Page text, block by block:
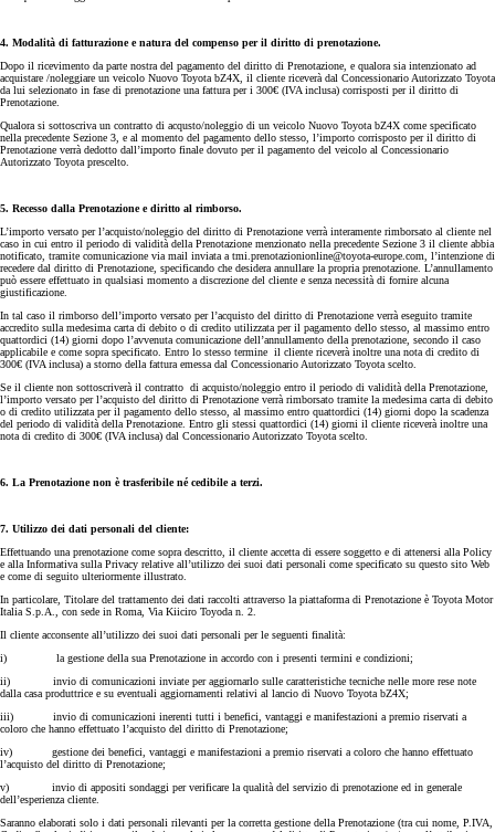
4. Modalità di fatturazione e natura del compenso per il diritto di prenotazione.
Dopo il ricevimento da parte nostra del pagamento del diritto di Prenotazione, e qualora sia intenzionato ad
acquistare /noleggiare un veicolo Nuovo Toyota bZ4X, il cliente riceverà dal Concessionario Autorizzato Toyota
da lui selezionato in fase di prenotazione una fattura per i 300€ (IVA inclusa) corrisposti per il diritto di
Prenotazione.
Qualora si sottoscriva un contratto di acqusto/noleggio di un veicolo Nuovo Toyota bZ4X come specificato
nella precedente Sezione 3, e al momento del pagamento dello stesso, l’importo corrisposto per il diritto di
Prenotazione verrà dedotto dall’importo finale dovuto per il pagamento del veicolo al Concessionario
Autorizzato Toyota prescelto.
5. Recesso dalla Prenotazione e diritto al rimborso.
L’importo versato per l’acquisto/noleggio del diritto di Prenotazione verrà interamente rimborsato al cliente nel
caso in cui entro il periodo di validità della Prenotazione menzionato nella precedente Sezione 3 il cliente abbia
notificato, tramite comunicazione via mail inviata a tmi.prenotazionionline@toyota-europe.com, l’intenzione di
recedere dal diritto di Prenotazione, specificando che desidera annullare la propria prenotazione. L’annullamento
può essere effettuato in qualsiasi momento a discrezione del cliente e senza necessità di fornire alcuna
giustificazione.
In tal caso il rimborso dell’importo versato per l’acquisto del diritto di Prenotazione verrà eseguito tramite
accredito sulla medesima carta di debito o di credito utilizzata per il pagamento dello stesso, al massimo entro
quattordici (14) giorni dopo l’avvenuta comunicazione dell’annullamento della prenotazione, secondo il caso
applicabile e come sopra specificato. Entro lo stesso termine il cliente riceverà inoltre una nota di credito di
300€ (IVA inclusa) a storno della fattura emessa dal Concessionario Autorizzato Toyota scelto.
Se il cliente non sottoscriverà il contratto di acquisto/noleggio entro il periodo di validità della Prenotazione,
l’importo versato per l’acquisto del diritto di Prenotazione verrà rimborsato tramite la medesima carta di debito
o di credito utilizzata per il pagamento dello stesso, al massimo entro quattordici (14) giorni dopo la scadenza
del periodo di validità della Prenotazione. Entro gli stessi quattordici (14) giorni il cliente riceverà inoltre una
nota di credito di 300€ (IVA inclusa) dal Concessionario Autorizzato Toyota scelto.
6. La Prenotazione non è trasferibile né cedibile a terzi.
7. Utilizzo dei dati personali del cliente:
Effettuando una prenotazione come sopra descritto, il cliente accetta di essere soggetto e di attenersi alla Policy
e alla Informativa sulla Privacy relative all’utilizzo dei suoi dati personali come specificato su questo sito Web
e come di seguito ulteriormente illustrato.
In particolare, Titolare del trattamento dei dati raccolti attraverso la piattaforma di Prenotazione è Toyota Motor
Italia S.p.A., con sede in Roma, Via Kiiciro Toyoda n. 2.
Il cliente acconsente all’utilizzo dei suoi dati personali per le seguenti finalità:
i) la gestione della sua Prenotazione in accordo con i presenti termini e condizioni;
ii) invio di comunicazioni inviate per aggiornarlo sulle caratteristiche tecniche nelle more rese note
dalla casa produttrice e su eventuali aggiornamenti relativi al lancio di Nuovo Toyota bZ4X;
iii) invio di comunicazioni inerenti tutti i benefici, vantaggi e manifestazioni a premio riservati a
coloro che hanno effettuato l’acquisto del diritto di Prenotazione;
iv) gestione dei benefici, vantaggi e manifestazioni a premio riservati a coloro che hanno effettuato
l’acquisto del diritto di Prenotazione;
v) invio di appositi sondaggi per verificare la qualità del servizio di prenotazione ed in generale
dell’esperienza cliente.
Saranno elaborati solo i dati personali rilevanti per la corretta gestione della Prenotazione (tra cui nome, P.IVA,